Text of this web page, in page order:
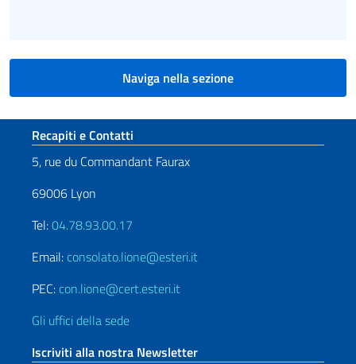
Naviga nella sezione
Sezione footer
Recapiti e Contatti
5, rue du Commandant Faurax
69006 Lyon
Tel:04.78.93.00.17
Email: consolato.lione@esteri.it
PEC: con.lione@cert.esteri.it
Gli uffici della sede
Iscriviti alla nostra Newsletter